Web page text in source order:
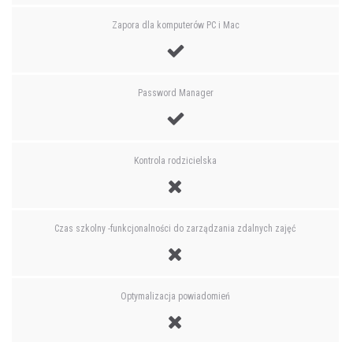
Zapora dla komputerów PC i Mac
Password Manager
Kontrola rodzicielska
Czas szkolny -funkcjonalności do zarządzania zdalnych zajęć
Optymalizacja powiadomień